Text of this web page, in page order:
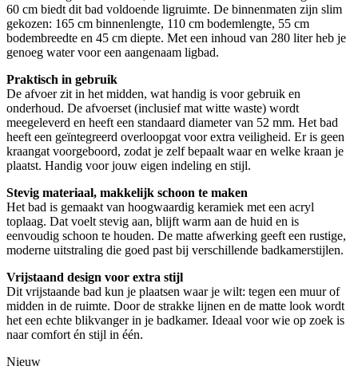
60 cm biedt dit bad voldoende ligruimte. De binnenmaten zijn slim
gekozen: 165 cm binnenlengte, 110 cm bodemlengte, 55 cm
bodembreedte en 45 cm diepte. Met een inhoud van 280 liter heb je
genoeg water voor een aangenaam ligbad.
Praktisch in gebruik
De afvoer zit in het midden, wat handig is voor gebruik en
onderhoud. De afvoerset (inclusief mat witte waste) wordt
meegeleverd en heeft een standaard diameter van 52 mm. Het bad
heeft een geïntegreerd overloopgat voor extra veiligheid. Er is geen
kraangat voorgeboord, zodat je zelf bepaalt waar en welke kraan je
plaatst. Handig voor jouw eigen indeling en stijl.
Stevig materiaal, makkelijk schoon te maken
Het bad is gemaakt van hoogwaardig keramiek met een acryl
toplaag. Dat voelt stevig aan, blijft warm aan de huid en is
eenvoudig schoon te houden. De matte afwerking geeft een rustige,
moderne uitstraling die goed past bij verschillende badkamerstijlen.
Vrijstaand design voor extra stijl
Dit vrijstaande bad kun je plaatsen waar je wilt: tegen een muur of
midden in de ruimte. Door de strakke lijnen en de matte look wordt
het een echte blikvanger in je badkamer. Ideaal voor wie op zoek is
naar comfort én stijl in één.
Nieuw